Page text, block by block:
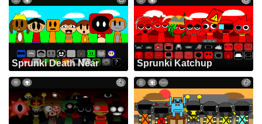
Sprunki Death Near Sprunki Katchup